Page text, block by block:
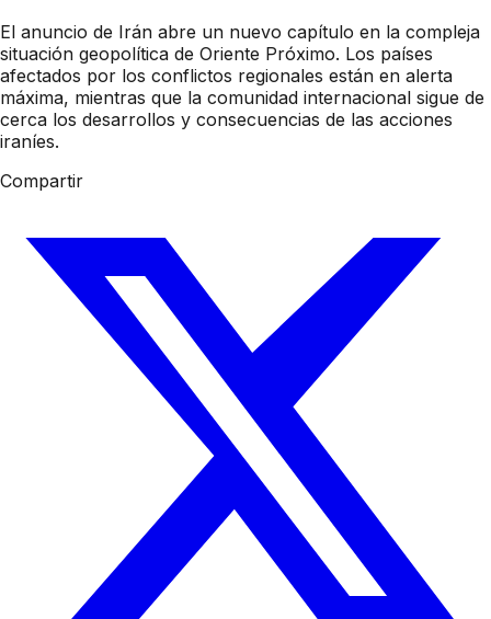
El anuncio de Irán abre un nuevo capítulo en la compleja
situación geopolítica de Oriente Próximo. Los países
afectados por los conflictos regionales están en alerta
máxima, mientras que la comunidad internacional sigue de
cerca los desarrollos y consecuencias de las acciones
iraníes.
Compartir